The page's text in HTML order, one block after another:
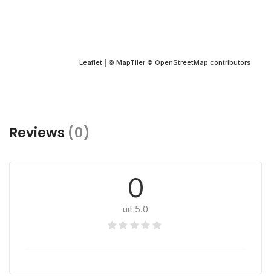
Leaflet © MapTiler © OpenStreetMap contributors
Reviews (0)
0
uit 5.0